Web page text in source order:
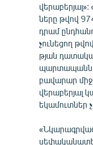
ները թվով
դրամ
չունեցող
թյան
բավարար
վերաբերյալ
եկամուտներ